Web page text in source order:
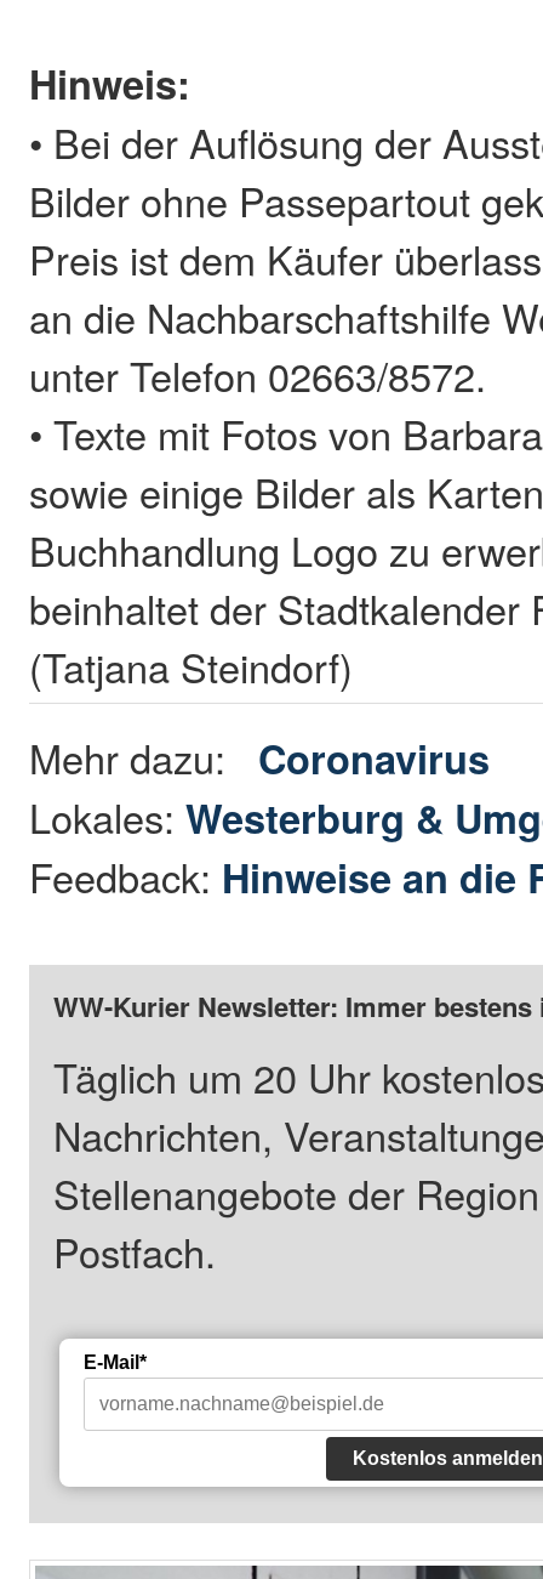
Hinweis:
• Bei der Auflösung der
Bilder ohne Passepartout
Preis ist dem Käufer
an die Nachbarschaftshilfe
unter Telefon 02663/8572.
• Texte mit Fotos von
sowie einige Bilder als
Buchhandlung Logo zu
beinhaltet der Stadtkalender
(Tatjana Steindorf)
Mehr dazu: Coronavirus
Lokales:Westerburg &
Feedback: Hinweise an die
WW-Kurier Newsletter: Immer
Täglich um 20 Uhr
Nachrichten,
Stellenangebote der
Postfach.
E-Mail*
Kostenlos anmelden